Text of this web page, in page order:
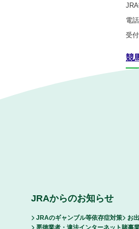
電
受
競
JRAからのお知らせ
JRAのギャンブル等依存症対策
お